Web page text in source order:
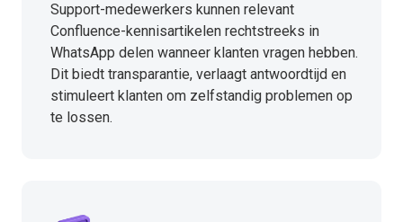
Support-medewerkers kunnen relevant
Confluence-kennisartikelen rechtstreeks in
WhatsApp delen wanneer klanten vragen hebben.
Dit biedt transparantie, verlaagt antwoordtijd en
stimuleert klanten om zelfstandig problemen op
te lossen.